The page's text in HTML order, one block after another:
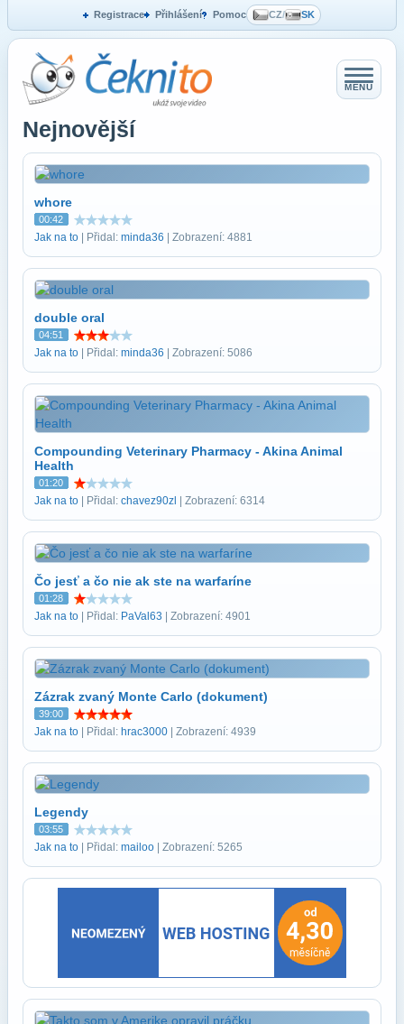
Registrace Přihlášení Pomoc CZ/ SK
MENU
Nejnovější
whore
00:42
Jak na to | Přidal: minda36 | Zobrazení: 4881
double oral
04:51
Jak na to | Přidal: minda36 | Zobrazení: 5086
Compounding Veterinary Pharmacy - Akina Animal
Health
01:20
Jak na to | Přidal: chavez90zl | Zobrazení: 6314
Čo jesť a čo nie ak ste na warfaríne
01:28
Jak na to | Přidal: PaVal63 | Zobrazení: 4901
Zázrak zvaný Monte Carlo (dokument)
39:00
Jak na to | Přidal: hrac3000 | Zobrazení: 4939
Legendy
03:55
Jak na to | Přidal: mailoo | Zobrazení: 5265